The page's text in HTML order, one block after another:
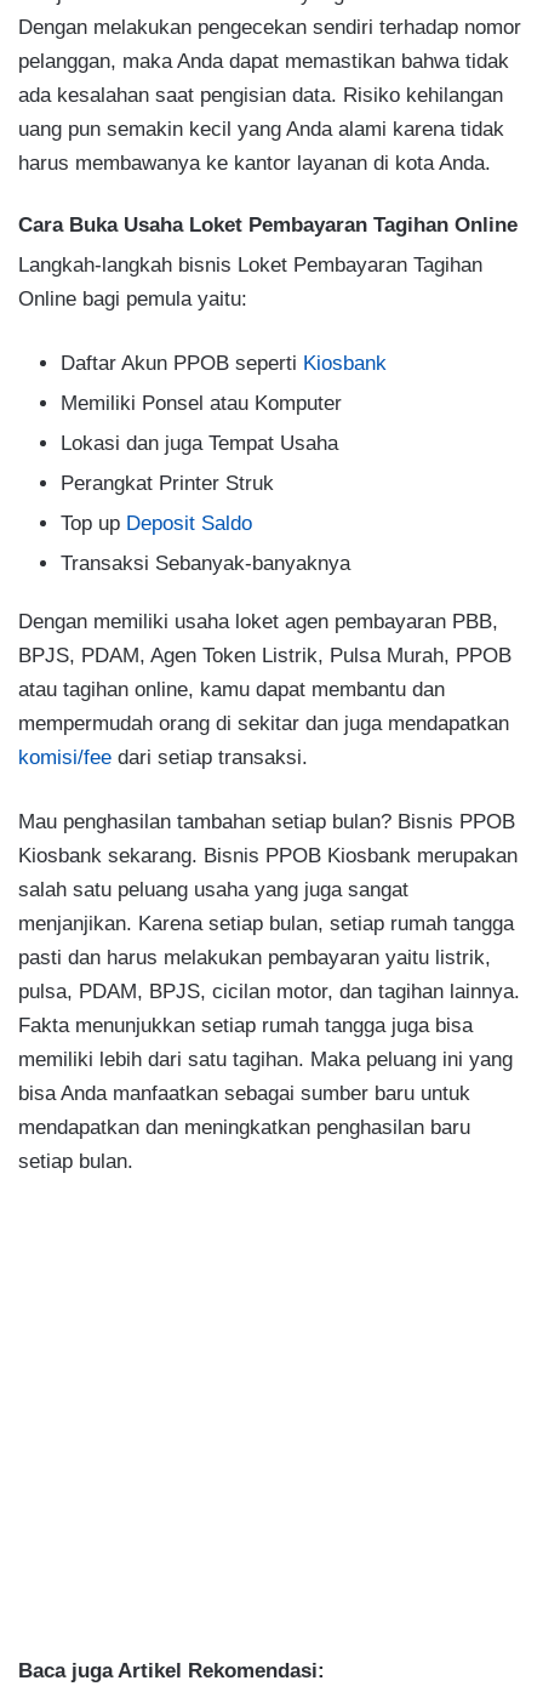
Dengan melakukan pengecekan sendiri terhadap nomor
pelanggan, maka Anda dapat memastikan bahwa tidak
ada kesalahan saat pengisian data. Risiko kehilangan
uang pun semakin kecil yang Anda alami karena tidak
harus membawanya ke kantor layanan di kota Anda.
Cara Buka Usaha Loket Pembayaran Tagihan Online
Langkah-langkah bisnis Loket Pembayaran Tagihan
Online bagi pemula yaitu:
Daftar Akun PPOB seperti Kiosbank
Memiliki Ponsel atau Komputer
Lokasi dan juga Tempat Usaha
Perangkat Printer Struk
Top up Deposit Saldo
Transaksi Sebanyak-banyaknya
Dengan memiliki usaha loket agen pembayaran PBB,
BPJS, PDAM, Agen Token Listrik, Pulsa Murah, PPOB
atau tagihan online, kamu dapat membantu dan
mempermudah orang di sekitar dan juga mendapatkan
komisi/fee dari setiap transaksi.
Mau penghasilan tambahan setiap bulan? Bisnis PPOB
Kiosbank sekarang. Bisnis PPOB Kiosbank merupakan
salah satu peluang usaha yang juga sangat
menjanjikan. Karena setiap bulan, setiap rumah tangga
pasti dan harus melakukan pembayaran yaitu listrik,
pulsa, PDAM, BPJS, cicilan motor, dan tagihan lainnya.
Fakta menunjukkan setiap rumah tangga juga bisa
memiliki lebih dari satu tagihan. Maka peluang ini yang
bisa Anda manfaatkan sebagai sumber baru untuk
mendapatkan dan meningkatkan penghasilan baru
setiap bulan.
Baca juga Artikel Rekomendasi: